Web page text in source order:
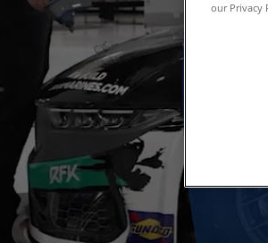
our Privacy